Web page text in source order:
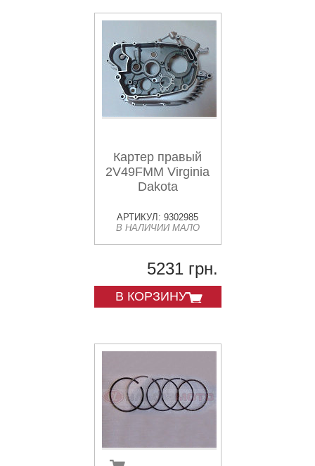
Картер правый
2V49FMM Virginia
Dakota
АРТИКУЛ: 9302985
В НАЛИЧИИ МАЛО
5231 грн.
В КОРЗИНУ